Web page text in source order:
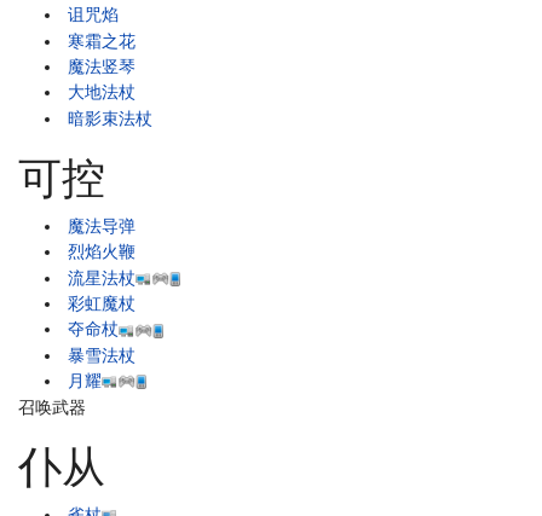
诅咒焰
寒霜之花
魔法竖琴
大地法杖
暗影束法杖
可控
魔法导弹
烈焰火鞭
流星法杖
彩虹魔杖
夺命杖
暴雪法杖
月耀
召唤武器
仆从